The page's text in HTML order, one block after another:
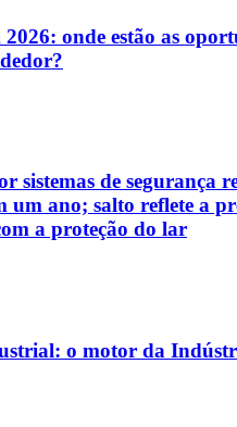
2026: onde estão as
sistemas de segurança
um ano; salto reflete a
a proteção do lar
o motor da